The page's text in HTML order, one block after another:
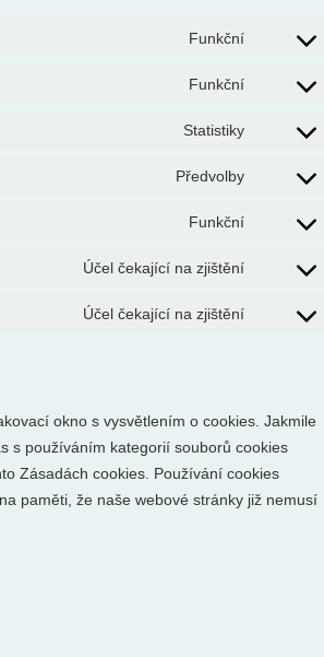
Funkční
Funkční
Statistiky
Předvolby
Funkční
Účel čekající na zjištění
Účel čekající na zjištění
okno s vysvětlením o cookies. Jakmile
s používáním kategorií souborů cookies
Zásadách cookies. Používání cookies
paměti, že naše webové stránky již nemusí